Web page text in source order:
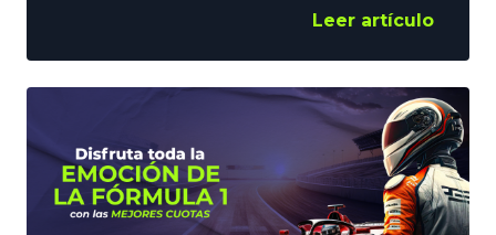
Yeda dictará sentencia después de un
Verstappen terminó sexto a más de 30
segundos del McLaren de Oscar Piastri,
vencedor de la prueba. Ahora, en el
Gran Premio de Arabia Saudí, las
espadas vuelven
Leer artículo